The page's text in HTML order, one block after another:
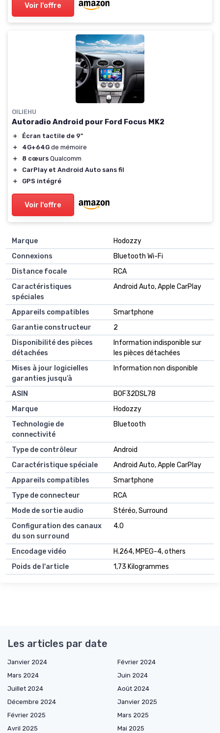
Voir l'offre
OILIEHU
Autoradio Android pour Ford Focus MK2
＋
Écran tactile de 9"
＋
4G+64G de mémoire
＋
8 cœurs Qualcomm
＋
CarPlay et Android Auto sans fil
＋
GPS intégré
Voir l'offre
Marque
‎Hodozzy
Connexions
‎Bluetooth Wi-Fi
Distance focale
‎RCA
Caractéristiques
spéciales
‎Android Auto, Apple CarPlay
Appareils compatibles
‎Smartphone
Garantie constructeur
‎2
Disponibilité des pièces
détachées
‎Information indisponible sur
les pièces détachées
Mises à jour logicielles
garanties jusqu’à
‎Information non disponible
ASIN
B0F32DSL78
Marque
Hodozzy
Technologie de
connectivité
Bluetooth
Type de contrôleur
Android
Caractéristique spéciale
Android Auto, Apple CarPlay
Appareils compatibles
Smartphone
Type de connecteur
RCA
Mode de sortie audio
Stéréo, Surround
Configuration des canaux
du son surround
4.0
Encodage vidéo
H.264, MPEG-4, others
Poids de l'article
1,73 Kilogrammes
Les articles par date
Janvier 2024
Février 2024
Mars 2024
Juin 2024
Juillet 2024
Août 2024
Décembre 2024
Janvier 2025
Février 2025
Mars 2025
Avril 2025
Mai 2025